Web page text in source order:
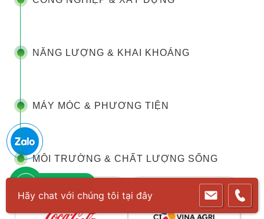
NĂNG LƯỢNG & KHAI KHOÁNG
MÁY MÓC & PHƯƠNG TIỆN
MÔI TRƯỜNG & CHẤT LƯỢNG SỐNG